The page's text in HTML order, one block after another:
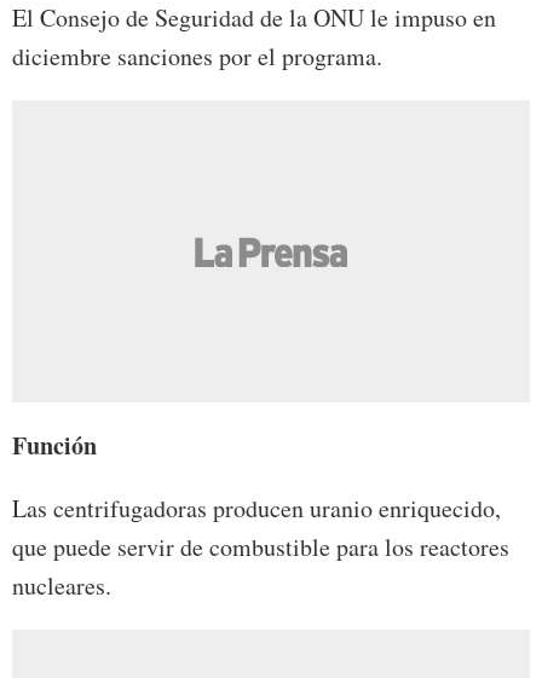
El Consejo de Seguridad de la ONU le impuso en
diciembre sanciones por el programa.
Función
Las centrifugadoras producen uranio enriquecido,
que puede servir de combustible para los reactores
nucleares.